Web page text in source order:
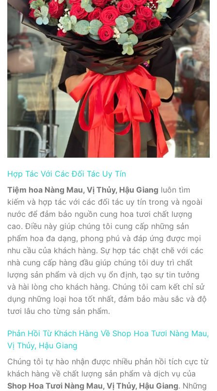
Hợp Tác Với Các Đối Tác Uy Tín
Tiệm hoa Nàng Mau, Vị Thủy, Hậu Giang luôn tìm
kiếm và hợp tác với các đối tác uy tín trong và ngoài
nước để đảm bảo nguồn cung hoa tươi chất lượng
cao. Điều này giúp chúng tôi cung cấp những sản
phẩm hoa đa dạng, phong phú và đáp ứng được mọi
nhu cầu của khách hàng. Sự hợp tác chặt chẽ với các
nhà cung cấp hàng đầu giúp chúng tôi duy trì chất
lượng sản phẩm và dịch vụ ổn định, tạo sự tin tưởng
và hài lòng cho khách hàng. Chúng tôi cam kết chỉ sử
dụng những loại hoa tốt nhất, đảm bảo màu sắc và độ
tươi lâu cho từng sản phẩm.
Phản Hồi Từ Khách Hàng Về Shop Hoa Tươi Nàng Mau,
Vị Thủy, Hậu Giang
Chúng tôi tự hào nhận được nhiều phản hồi tích cực từ
khách hàng về chất lượng sản phẩm và dịch vụ của
Shop Hoa Tươi Nàng Mau, Vị Thủy, Hậu Giang. Những